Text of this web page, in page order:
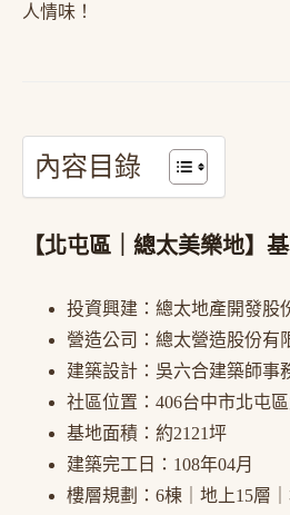
人情味！
內容目錄
【北屯區｜總太美樂地】
投資興建：總太地產開發股
營造公司：總太營造股份有
建築設計：吳六合建築師事
社區位置：406台中市北屯
基地面積：約2121坪
建築完工日：108年04月
樓層規劃：6棟｜地上15層